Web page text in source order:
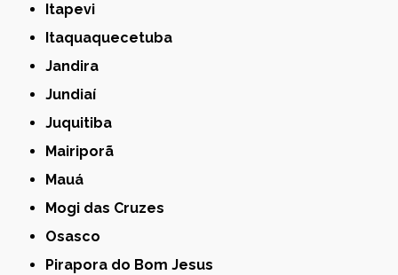
Itapevi
Itaquaquecetuba
Jandira
Jundiaí
Juquitiba
Mairiporã
Mauá
Mogi das Cruzes
Osasco
Pirapora do Bom Jesus